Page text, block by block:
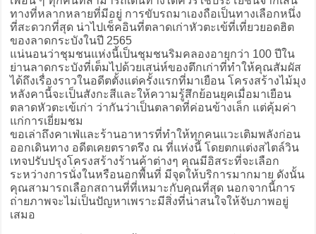
ทางที่หลากหลายที่มีอยู่ การขับรถมาเองถือเป็นทางเลือกหนึ่ง
ที่สะดวกที่สุด น่าไปเช็คอินที่ตลาดเก่าหัวตะเข้ที่เที่ยวยอดฮิต
ของลาดกระบังในปี 2565
แน่นอนว่าชุมชนแห่งนี้เป็นชุมชนริมคลองอายุกว่า 100 ปีใน
ย่านลาดกระบังที่เต็มไปด้วยเสน่ห์ของตึกเก่าที่ทำให้คุณสัมผัส
ได้ถึงเรื่องราวในอดีตตั้งแต่ครั้งแรกที่มาเยือน โครงสร้างไม้มุง
หลังคานี้จะเป็นสังกะสีและให้ความรู้สึกย้อนยุคเมื่อมาเยือน
ตลาดหัวตะเข้เก่า ว่ากันว่าเป็นตลาดที่ค่อนข้างเล็ก แต่คุ้มค่า
แก่การเยี่ยมชม
ขอเล่าถึงคาเฟ่และร้านอาหารที่ทำให้ทุกคนแวะเติมพลังก่อน
ออกเดินทาง อดีตเคยตราตรึง ณ ที่แห่งนี้ โดยตกแต่งสไตล์วิน
เทจปรับปรุงโครงสร้างร้านค้าต่างๆ คุณมีอิสระที่จะเลือก
ระหว่างการนั่งในหรือนอกพื้นที่ มีจุดให้บริการมากมาย ดังนั้น
คุณสามารถเลือกสถานที่ที่เหมาะกับคุณที่สุด นอกจากนี้การ
ถ่ายภาพจะไม่เป็นปัญหาเพราะมีสิ่งที่น่าสนใจให้จับภาพอยู่
เสมอ